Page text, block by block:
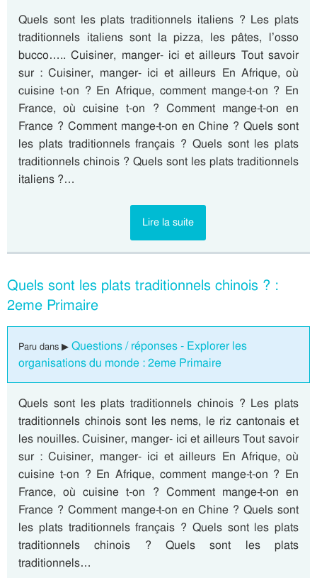
Quels sont les plats traditionnels italiens ? Les plats
traditionnels italiens sont la pizza, les pâtes, l’osso
bucco….. Cuisiner, manger- ici et ailleurs Tout savoir
sur : Cuisiner, manger- ici et ailleurs En Afrique, où
cuisine t-on ? En Afrique, comment mange-t-on ? En
France, où cuisine t-on ? Comment mange-t-on en
France ? Comment mange-t-on en Chine ? Quels sont
les plats traditionnels français ? Quels sont les plats
traditionnels chinois ? Quels sont les plats traditionnels
italiens ?…
Lire la suite
Quels sont les plats traditionnels chinois ? :
2eme Primaire
Paru dans ▶ Questions / réponses - Explorer les
organisations du monde : 2eme Primaire
Quels sont les plats traditionnels chinois ? Les plats
traditionnels chinois sont les nems, le riz cantonais et
les nouilles. Cuisiner, manger- ici et ailleurs Tout savoir
sur : Cuisiner, manger- ici et ailleurs En Afrique, où
cuisine t-on ? En Afrique, comment mange-t-on ? En
France, où cuisine t-on ? Comment mange-t-on en
France ? Comment mange-t-on en Chine ? Quels sont
les plats traditionnels français ? Quels sont les plats
traditionnels chinois ? Quels sont les plats
traditionnels…